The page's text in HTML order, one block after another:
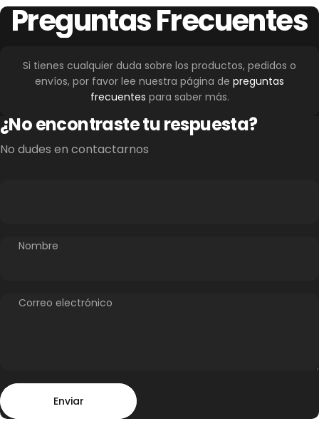
PreguntasFrecuentes
Si tienes cualquier duda sobre los productos, pedidos o
envíos, por favor lee nuestra página de preguntas
frecuentes para saber más.
¿No encontraste tu respuesta?
No dudes en contactarnos
Nombre
Correo electrónico
Enviar
Enviar